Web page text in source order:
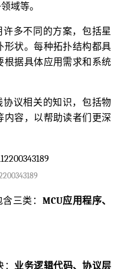
域等。
许多不同的方案，包括星
形状。每种拓扑结构都具
根据具体应用需求和系统
协议相关的知识，包括物
容，以帮助读者们更深
三类： MCU应用程序、
业务逻辑代码、协议层